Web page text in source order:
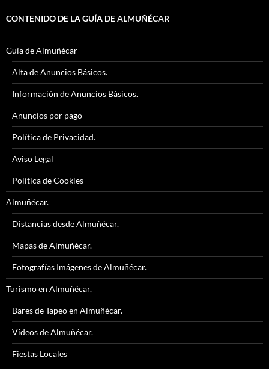
CONTENIDO DE LA GUÍA DE ALMUÑÉCAR
Guía de Almuñécar
Alta de Anuncios Básicos.
Información de Anuncios Básicos.
Anuncios por pago
Política de Privacidad.
Aviso Legal
Política de Cookies
Almuñécar.
Distancias desde Almuñécar.
Mapas de Almuñécar.
Fotografías Imágenes de Almuñécar.
Turismo en Almuñécar.
Bares de Tapeo en Almuñécar.
Vídeos de Almuñécar.
Fiestas Locales